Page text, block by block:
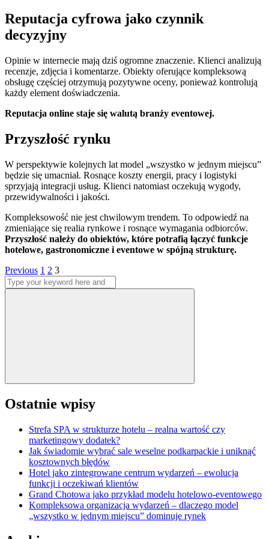
Reputacja cyfrowa jako czynnik
decyzyjny
Opinie w internecie mają dziś ogromne znaczenie. Klienci analizują
recenzje, zdjęcia i komentarze. Obiekty oferujące kompleksową
obsługę częściej otrzymują pozytywne oceny, ponieważ kontrolują
każdy element doświadczenia.
Reputacja online staje się walutą branży eventowej.
Przyszłość rynku
W perspektywie kolejnych lat model „wszystko w jednym miejscu”
będzie się umacniał. Rosnące koszty energii, pracy i logistyki
sprzyjają integracji usług. Klienci natomiast oczekują wygody,
przewidywalności i jakości.
Kompleksowość nie jest chwilowym trendem. To odpowiedź na
zmieniające się realia rynkowe i rosnące wymagania odbiorców.
Przyszłość należy do obiektów, które potrafią łączyć funkcje
hotelowe, gastronomiczne i eventowe w spójną strukturę.
Stronicowanie
wpisów
Previous Page
1 Page
2 Page
3
Search
for:
Ostatnie wpisy
Strefa SPA w strukturze hotelu – realna wartość czy
marketingowy dodatek?
Jak świadomie wybrać sale weselne podkarpackie i uniknąć
kosztownych błędów
Hotel jako zintegrowane centrum wydarzeń – ewolucja
funkcji i oczekiwań klientów
Grand Chotowa jako przykład modelu hotelowo-eventowego
Kompleksowa organizacja wydarzeń – dlaczego model
„wszystko w jednym miejscu” dominuje rynek